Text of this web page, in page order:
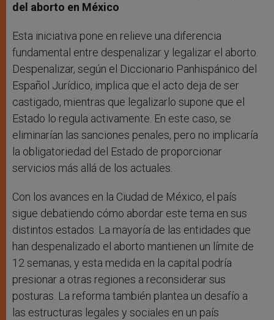
del aborto en México
Esta iniciativa pone en relieve una diferencia
fundamental entre despenalizar y legalizar el aborto.
Despenalizar, según el Diccionario Panhispánico del
Español Jurídico, implica que el acto deja de ser
castigado, mientras que legalizarlo supone que el
Estado lo regula activamente. En este caso, se
eliminarían las sanciones penales, pero no implicaría
la obligatoriedad del Estado de proporcionar
servicios más allá de los actuales.
Con los avances en la Ciudad de México, el país
sigue debatiendo cómo abordar este tema en sus
distintos estados. La mayoría de las entidades que
han despenalizado el aborto mantienen un límite de
12 semanas, y esta medida en la capital podría
presionar a otras regiones a reconsiderar sus
posturas. La reforma también plantea un desafío a
las estructuras legales y sociales en un país